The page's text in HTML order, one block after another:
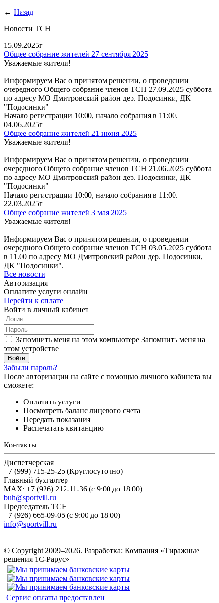
← Назад
Новости ТСН
15.09.2025г
Общее собрание жителей 27 сентября 2025
Уважаемые жители!
Информируем Вас о принятом решении, о проведении
очередного Общего собрание членов ТСН 27.09.2025 суббота
по адресу МО Дмитровский район дер. Подосинки, ДК
"Подосинки"
Начало регистрации 10:00, начало собрания в 11:00.
04.06.2025г
Общее собрание жителей 21 июня 2025
Уважаемые жители!
Информируем Вас о принятом решении, о проведении
очередного Общего собрание членов ТСН 21.06.2025 суббота
по адресу МО Дмитровский район дер. Подосинки, ДК
"Подосинки"
Начало регистрации 10:00, начало собрания в 11:00.
22.03.2025г
Общее собрание жителей 3 мая 2025
Уважаемые жители!
Информируем Вас о принятом решении, о проведении
очередного Общего собрание членов ТСН 03.05.2025 суббота
в 11.00 по адресу МО Дмитровский район дер. Подосинки,
ДК "Подосинки".
Все новости
Авторизация
Оплатите услуги онлайн
Перейти к оплате
Войти в личный кабинет
Запомнить меня на этом компьютере Запомнить меня на
этом устройстве
Забыли пароль?
После авторизации на сайте с помощью личного кабинета вы
сможете:
Оплатить услуги
Посмотреть баланс лицевого счета
Передать показания
Распечатать квитанцию
Контакты
Диспетчерская
+7 (999) 715-25-25 (Круглосуточно)
Главный бухгалтер
MAX: +7 (926) 212-11-36 (с 9:00 до 18:00)
buh@sportvill.ru
Председатель ТСН
+7 (926) 665-09-05 (с 9:00 до 18:00)
info@sportvill.ru
© Copyright 2009–2026. Разработка: Компания «Тиражные
решения 1С-Рарус»
Сервис оплаты предоставлен